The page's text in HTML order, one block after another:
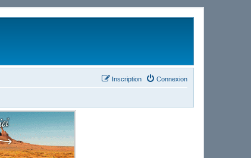
Connexion
Inscription